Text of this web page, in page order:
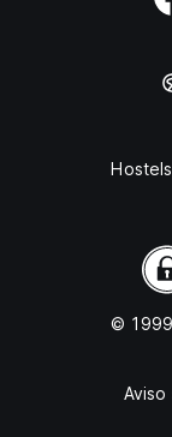
Hostels
©